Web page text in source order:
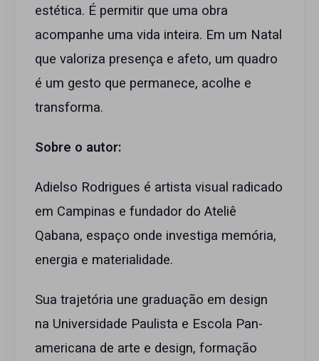
estética. É permitir que uma obra
acompanhe uma vida inteira. Em um Natal
que valoriza presença e afeto, um quadro
é um gesto que permanece, acolhe e
transforma.
Sobre o autor:
Adielso Rodrigues é artista visual radicado
em Campinas e fundador do Ateliê
Qabana, espaço onde investiga memória,
energia e materialidade.
Sua trajetória une graduação em design
na Universidade Paulista e Escola Pan-
americana de arte e design, formação